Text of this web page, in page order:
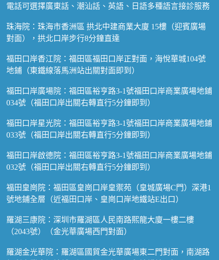
電話可選擇廣東話、潮汕話、英語、日語多種語言接診服務
珠海院：珠海市香洲區 拱北中建商業大廈 15樓（迎賓廣場
對面），拱北口岸步行8分鐘直達
福田口岸香江院：福田區福田口岸正對面，海悅華城104號
地鋪（東鐵線落馬洲站出關對面即到）
福田口岸廣場院：福田區裕亨路3-1號福田口岸商業廣場地鋪
034號（福田口岸出關右轉直行5分鐘即到）
福田口岸星光院：福田區裕亨路3-1號福田口岸商業廣場地鋪
033號（福田口岸出關右轉直行5分鐘即到）
福田口岸啟德院：福田區裕亨路3-1號福田口岸商業廣場地鋪
032號（福田口岸出關右轉直行5分鐘即到）
福田皇崗院：福田區皇崗口岸皇禦苑（皇城廣場C門）深港1
號地鋪全層（近福田口岸、皇崗口岸地鐵站E出口）
羅湖三康院：深圳市羅湖區人民南路熙龍大廈一樓二樓
（2043號）（金光華廣場西門對面）
羅湖金光華院：羅湖區國貿金光華廣場東二門對面，南湖路